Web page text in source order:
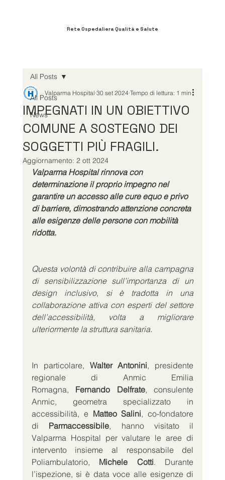
Rete Ospedaliera Qualità e Salute
All Posts
News
All Posts
IMPEGNATI IN UN OBIETTIVO
COMUNE A SOSTEGNO DEI
SOGGETTI PIÙ FRAGILI.
Valparma Hospital 30 set 2024 Tempo di lettura: 1 min
Aggiornamento: 2 ott 2024
Valparma Hospital rinnova con
determinazione il proprio impegno nel
garantire un accesso alle cure equo e privo
di barriere, dimostrando attenzione concreta
alle esigenze delle persone con mobilità
ridotta.
Questa volontà di contribuire alla campagna
di sensibilizzazione sull’importanza di un
design inclusivo, si è tradotta in una
collaborazione attiva con esperti del settore
dell’accessibilità, volta a migliorare
ulteriormente la struttura sanitaria.
In particolare, Walter Antonini, presidente
regionale di Anmic Emilia
Romagna, Fernando Delfrate, consulente
Anmic, geometra specializzato in
accessibilità, e Matteo Salini, co-fondatore
di Parmaccessibile, hanno visitato il
Valparma Hospital per valutare le aree di
intervento insieme al responsabile del
Poliambulatorio, Michele Cotti. Durante
l’ispezione, si è data voce alle esigenze di